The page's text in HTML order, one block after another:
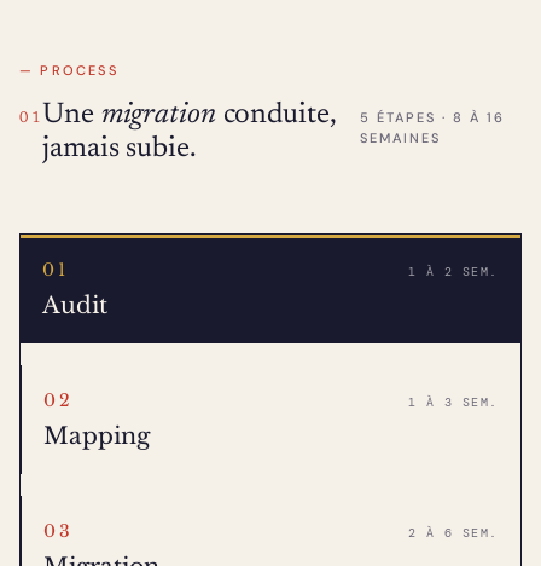
— PROCESS
01 Une migrationconduite,
jamais subie.
5 ÉTAPES · 8 À 16
SEMAINES
01 1 À 2 SEM.
Audit
02 1 À 3 SEM.
Mapping
03 2 À 6 SEM.